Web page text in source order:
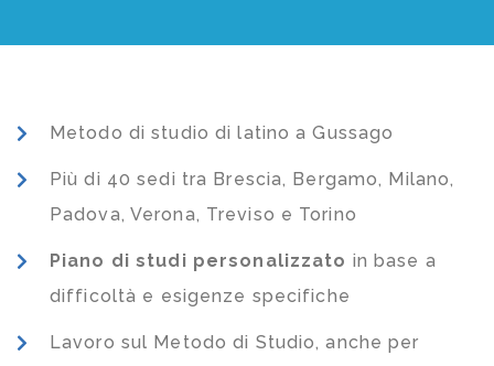
Metodo di studio di latino a Gussago
Più di 40 sedi tra Brescia, Bergamo, Milano,
Padova, Verona, Treviso e Torino
Piano di studi personalizzato in base a
difficoltà e esigenze specifiche
Lavoro sul Metodo di Studio, anche per